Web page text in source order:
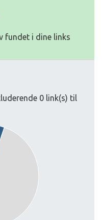
fundet i dine links
0 link(s) til